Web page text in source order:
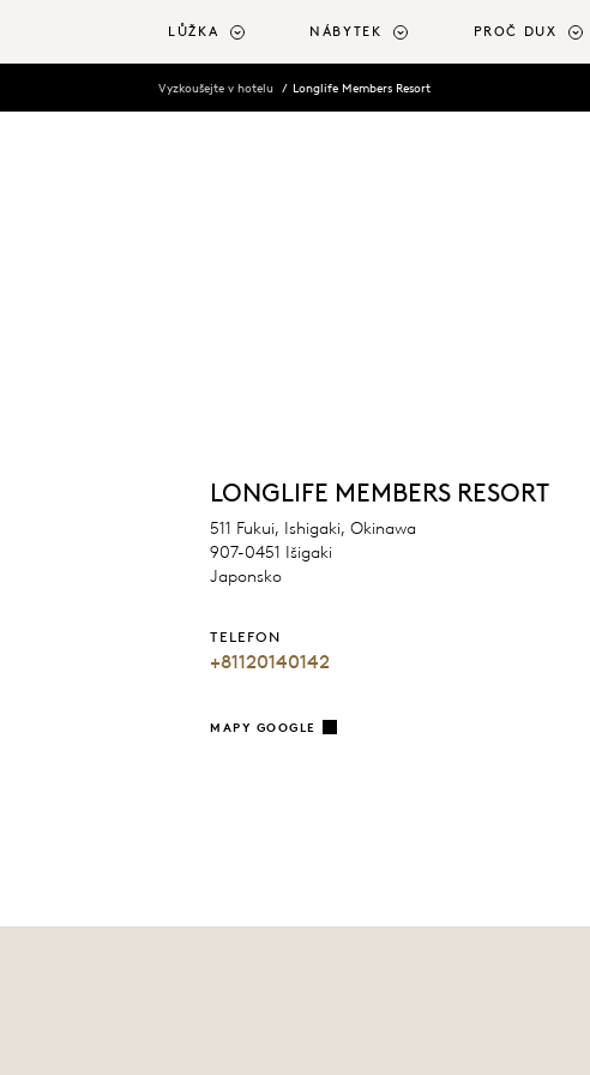
LŮŽKA NÁBYTEK PROČ DUX
Vyzkoušejte v hotelu Longlife Members Resort
LONGLIFE MEMBERS RESORT
511 Fukui, Ishigaki, Okinawa
907-0451 Išigaki
Japonsko
TELEFON
+81120140142
MAPY GOOGLE